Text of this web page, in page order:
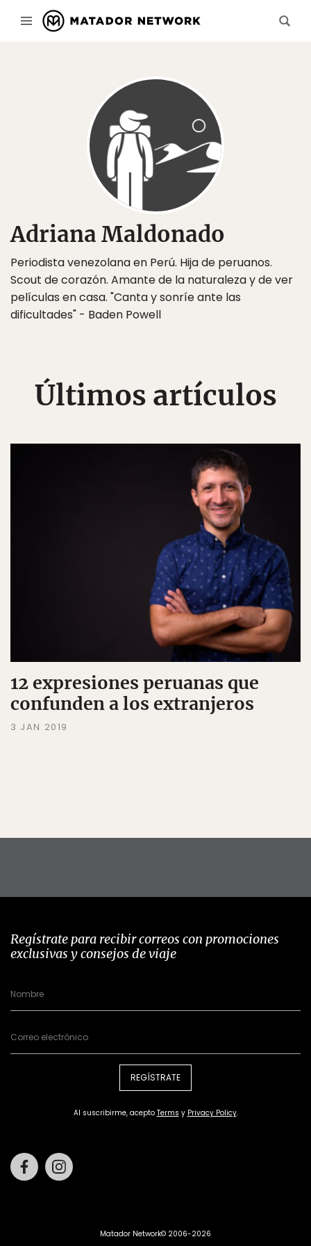
Adriana Maldonado
Periodista venezolana en Perú. Hija de peruanos.
Scout de corazón. Amante de la naturaleza y de ver
películas en casa. "Canta y sonríe ante las
dificultades" - Baden Powell
Últimos artículos
12 expresiones peruanas que
confunden a los extranjeros
3 JAN 2019
Regístrate para recibir correos con promociones
exclusivas y consejos de viaje
REGÍSTRATE
Al suscribirme, acepto Terms y Privacy Policy.
Facebook
Matador Network© 2006-2026